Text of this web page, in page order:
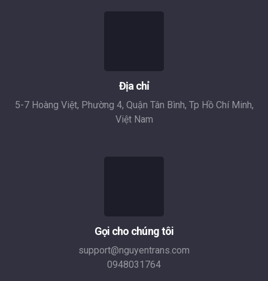
Địa chỉ
5-7 Hoàng Việt, Phường 4, Quận Tân Bình, Tp Hồ Chí Minh,
Việt Nam
Gọi cho chúng tôi
support@nguyentrans.com
0948031764